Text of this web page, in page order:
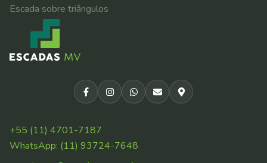
Escada sobre triângulos
+55 (11) 4701-7187
WhatsApp: (11) 93724-7648